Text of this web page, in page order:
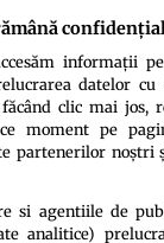
informații
datelor cu
clic mai jos,
moment pe
partenerilor noștri
si agentiile de
analitice)